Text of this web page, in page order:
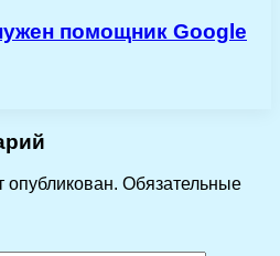
помощник Google
опубликован. Обязательные